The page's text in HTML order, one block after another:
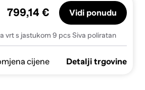
vrt s jastukom 9 pcs Siva poliratan
799,14 € Vidi ponudu
cijene Detalji trgovine